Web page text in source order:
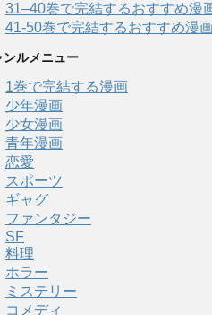
31–40巻で完結するおすすめ漫
41-50巻で完結するおすすめ漫
ンルメニュー
1巻で完結する漫画
少年漫画
少女漫画
青年漫画
恋愛
スポーツ
ギャグ
ファンタジー
SF
料理
ホラー
ミステリー
コメディ